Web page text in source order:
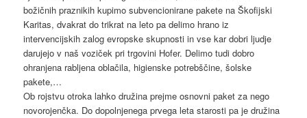
božičnih praznikih kupimo subvencionirane pakete na Škofijski
Karitas, dvakrat do trikrat na leto pa delimo hrano iz
intervencijskih zalog evropske skupnosti in vse kar dobri ljudje
darujejo v naš voziček pri trgovini Hofer. Delimo tudi dobro
ohranjena rabljena oblačila, higienske potrebščine, šolske
pakete,…
Ob rojstvu otroka lahko družina prejme osnovni paket za nego
novorojenčka. Do dopolnjenega prvega leta starosti pa je družina